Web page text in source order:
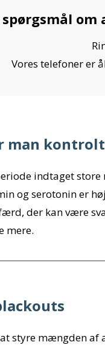
spørgsmål
Vores telefoner er
man
indtaget
og serotonin er
der kan være
mere.
styre mængden af